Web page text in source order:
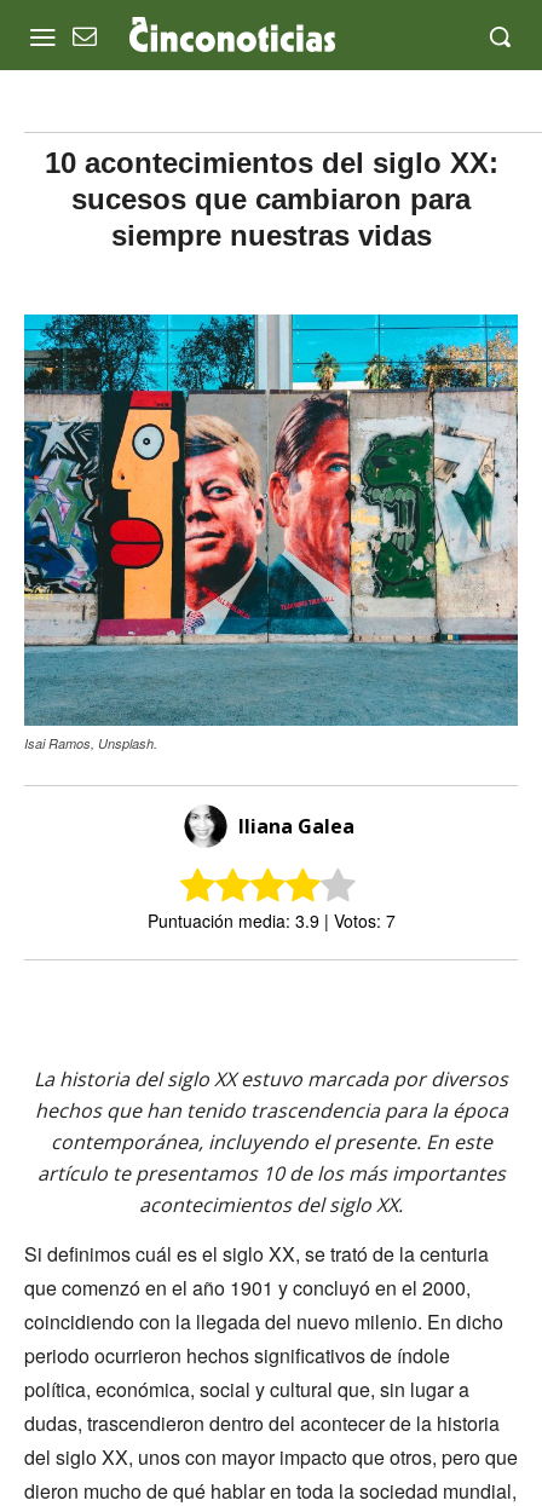
10 acontecimientos del siglo XX:
sucesos que cambiaron para
siempre nuestras vidas
Isai Ramos, Unsplash.
Iliana Galea
Puntuación media: 3.9 | Votos: 7
La historia del siglo XX estuvo marcada por diversos
hechos que han tenido trascendencia para la época
contemporánea, incluyendo el presente. En este
artículo te presentamos 10 de los más importantes
acontecimientos del siglo XX.
Si definimos cuál es el siglo XX, se trató de la centuria
que comenzó en el año 1901 y concluyó en el 2000,
coincidiendo con la llegada del nuevo milenio. En dicho
periodo ocurrieron hechos significativos de índole
política, económica, social y cultural que, sin lugar a
dudas, trascendieron dentro del acontecer de la historia
del siglo XX, unos con mayor impacto que otros, pero que
dieron mucho de qué hablar en toda la sociedad mundial,